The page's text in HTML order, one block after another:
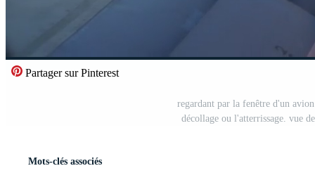
Partager sur Pinterest
regardant par la fenêtre d'un
décollage ou l'atterrissage. vue
Mots-clés associés